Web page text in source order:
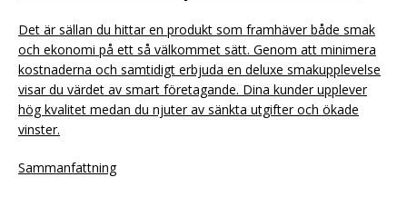
Det är sällan du hittar en produkt som framhäver både smak
och ekonomi på ett så välkommet sätt. Genom att minimera
kostnaderna och samtidigt erbjuda en deluxe smakupplevelse
visar du värdet av smart företagande. Dina kunder upplever
hög kvalitet medan du njuter av sänkta utgifter och ökade
vinster.
Sammanfattning